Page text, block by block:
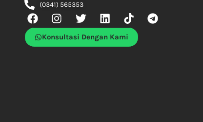
(0341) 565353
Konsultasi Dengan Kami